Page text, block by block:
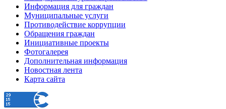
Информация для граждан
Муниципальные услуги
Противодействие коррупции
Обращения граждан
Инициативные проекты
Фотогалерея
Дополнительная информация
Новостная лента
Карта сайта